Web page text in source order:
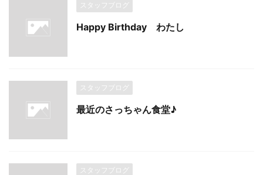
スタッフブログ
Happy Birthday わたし
スタッフブログ
最近のさっちゃん食堂♪
スタッフブログ